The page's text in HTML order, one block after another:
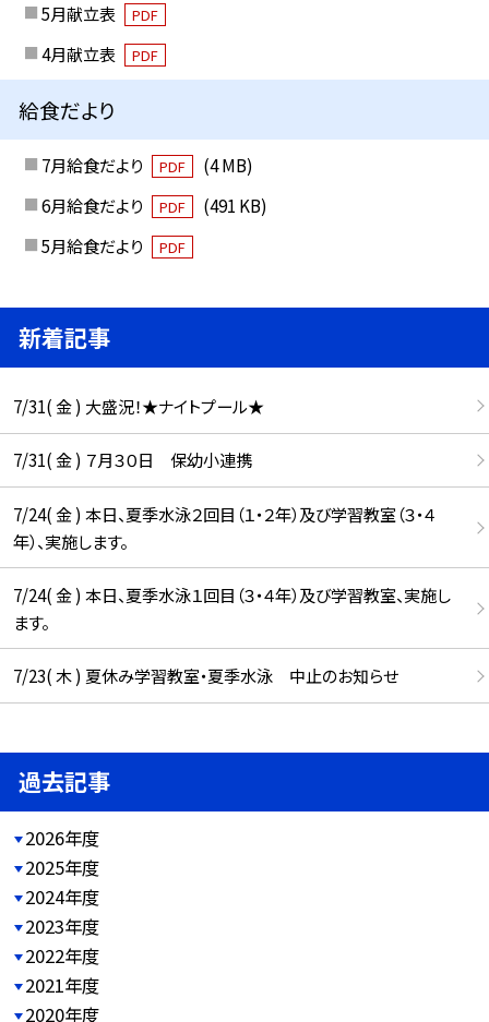
5月献立表
PDF
4月献立表 PDF
給食だより
7月給食だより PDF
(4 MB)
6月給食だより
PDF
(491 KB)
5月給食だより
PDF
新着記事
7/31( 金 ) 大盛況！★ナイトプール★
7/31( 金 ) ７月３０日 保幼小連携
7/24( 金 ) 本日、夏季水泳２回目（１・２年）及び学習教室（３・４
年）、実施します。
7/24( 金 ) 本日、夏季水泳１回目（３・４年）及び学習教室、実施し
ます。
7/23( 木 ) 夏休み学習教室・夏季水泳 中止のお知らせ
過去記事
2026年度
2025年度
2024年度
2023年度
2022年度
2021年度
2020年度